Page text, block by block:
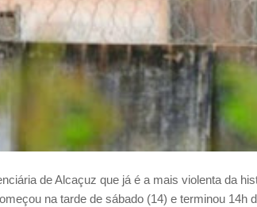
de Alcaçuz que já é a mais violenta da
na tarde de sábado (14) e terminou 14h